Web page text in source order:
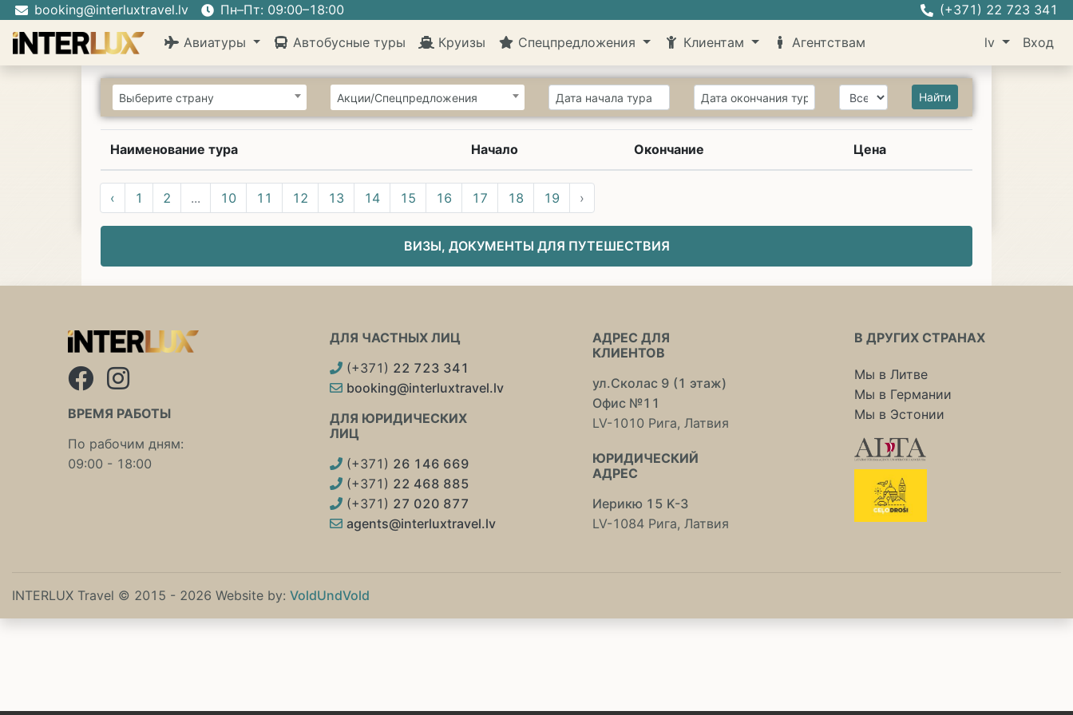
booking@interluxtravel.lv Пн–Пт: 09:00–18:00 (+371) 22 723 341
Авиатуры Автобусные туры Круизы Спецпредложения Клиентам Агентствам lv Вход
Выберите страну Акции/Спецпредложения Найти
Наименование тура Начало Окончание Цена
‹ 1 2 ... 10 11 12 13 14 15 16 17 18 19 ›
ВИЗЫ, ДОКУМЕНТЫ ДЛЯ ПУТЕШЕСТВИЯ
ВРЕМЯ РАБОТЫ
По рабочим дням:
09:00 - 18:00
ДЛЯ ЧАСТНЫХ ЛИЦ
(+371) 22 723 341
booking@interluxtravel.lv
ДЛЯ ЮРИДИЧЕСКИХ
ЛИЦ
(+371) 26 146 669
(+371) 22 468 885
(+371) 27 020 877
agents@interluxtravel.lv
АДРЕС ДЛЯ
КЛИЕНТОВ
ул.Сколас 9 (1 этаж)
Офис №11
LV-1010 Рига, Латвия
ЮРИДИЧЕСКИЙ
АДРЕС
Иерикю 15 K-3
LV-1084 Рига, Латвия
В ДРУГИХ СТРАНАХ
Мы в Литве
Мы в Германии
Мы в Эстонии
INTERLUX Travel © 2015 - 2026 Website by: VoldUndVold